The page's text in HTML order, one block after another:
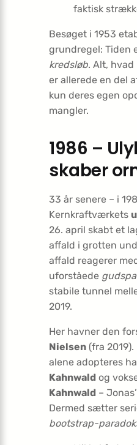
faktisk
Besøget i 1953
grundregel: Tiden
kredsløb. Alt, hvad
er allerede en del
kun deres egen
mangler.
1986 –
skaber
33 år senere – i
Kernkraftværkets
26. april skabt et
affald i grotten
affald reagerer
uforståede
stabile tunnel
2019.
Her havner den
Nielsen (fra
alene adopteres
Kahnwald og
Kahnwald –
Dermed sætter
bootstrap-